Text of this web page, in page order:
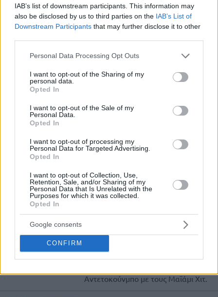
IAB’s list of downstream participants. This information may
also be disclosed by us to third parties on the IAB’s List of
Downstream Participants that may further disclose it to other
Please note that this website/app uses one or more Google
not limited to your visit or usage behaviour. You may click to
grant or deny consent to Google and its third-party tags to
use your data for below specified purposes in below Google
consent section.
Personal Data Processing Opt Outs
I want to opt-out of the Sharing of my
personal data.
Opted In
I want to opt-out of the Sale of my
Personal Data.
Opted In
I want to opt-out of processing my
Personal Data for Targeted Advertising.
Opted In
I want to opt-out of Collection, Use,
Retention, Sale, and/or Sharing of my
Personal Data that Is Unrelated with the
Purposes for which it was collected.
Opted In
Google consents
CONFIRM
Ο Γιάννης Αντετοκούνμπο παρουσιάστηκε από τους Μαϊάμι
Χιτ και στη συνέντευξη Τύπου μίλησε και στα ελληνικά...
συμβεί θα ήμουν πολύ
ενθουσιασμένος”
17/JUL/26 08:22
Ο ΛεΜπρόν Τζέιμς τόνισε στην πρώτη του εμφάνιση μετά
την αποχώρηση από τους Λέικερς πως, δεν έχει
αποφασίσει ακόμα...
Γιάννης: “Να πάρω άλλο ένα
πρωτάθλημα, Μαϊάμι το
καλύτερο μέρος για αυτό”
Οι Μαϊάμι Χιτ παρουσίασαν τον Γιάννη Αντετοκούνμπο που
θα φοράει πλέον το Νούμερο 7 και εξέφρασε τη θέλησή
Γιάννης: Πάτησε παρκέ για τους
Χιτ (video & photo)
16/JUL/26 19:21
Αντετοκούνμπο με τους Μαϊάμι Χιτ.